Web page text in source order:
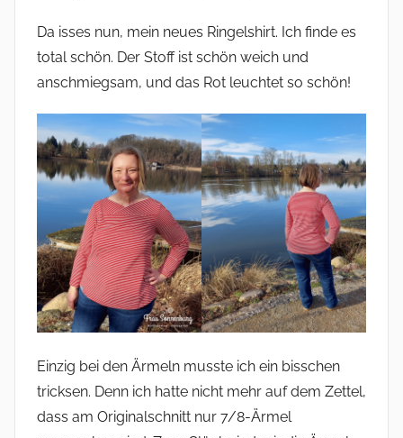
Da isses nun, mein neues Ringelshirt. Ich finde es
total schön. Der Stoff ist schön weich und
anschmiegsam, und das Rot leuchtet so schön!
Einzig bei den Ärmeln musste ich ein bisschen
tricksen. Denn ich hatte nicht mehr auf dem Zettel,
dass am Originalschnitt nur 7/8-Ärmel